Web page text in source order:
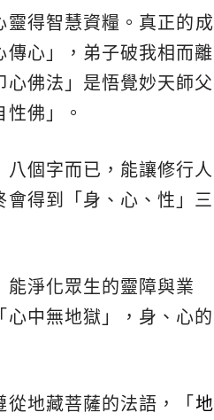
靈得智慧資糧。真正的成
心」，弟子破我相而離
佛法」是悟覺妙天師父
佛」。
個字而已，能讓修行人
得到「身、心、性」三
淨化眾生的靈障與業
中無地獄」，身、心的
從地藏菩薩的法語，「 地